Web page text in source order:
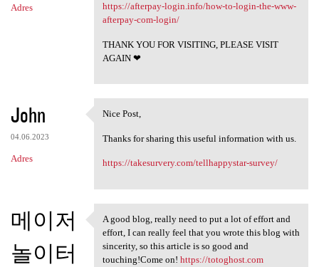
Adres
https://afterpay-login.info/how-to-login-the-www-
afterpay-com-login/
THANK YOU FOR VISITING, PLEASE VISIT
AGAIN ❤
John
04.06.2023
Adres
Nice Post,
Nice Post,
Thanks for sharing this useful information with us.
https://takesurvery.com/tellhappystar-survey/
메이저
놀이터
A good blog, really need to
A good blog, really need to put a lot of effort and
effort, I can really feel that you wrote this blog with
sincerity, so this article is so good and
touching!Come on! https://totoghost.com